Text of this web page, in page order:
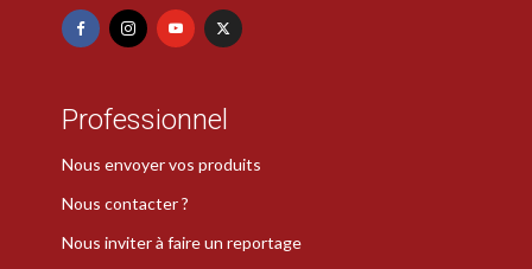
Professionnel
Nous envoyer vos produits
Nous contacter ?
Nous inviter à faire un reportage